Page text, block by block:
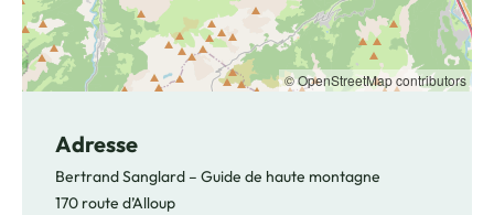
© OpenStreetMap contributors
Adresse
Bertrand Sanglard – Guide de haute montagne
170 route d’Alloup